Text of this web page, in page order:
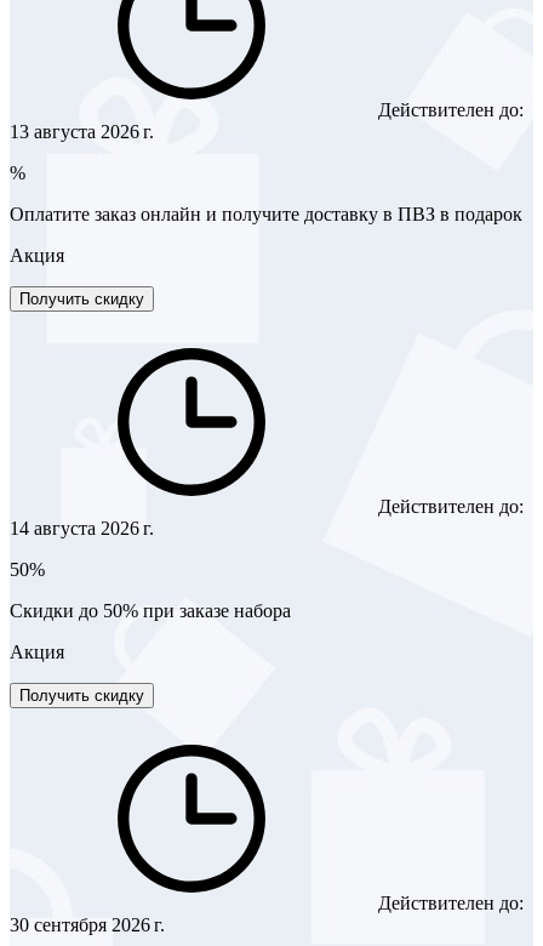
Действителен до:
13 августа 2026 г.
%
Оплатите заказ онлайн и получите доставку в ПВЗ в подарок
Акция
Получить скидку
Действителен до:
14 августа 2026 г.
50%
Скидки до 50% при заказе набора
Акция
Получить скидку
Действителен до:
30 сентября 2026 г.